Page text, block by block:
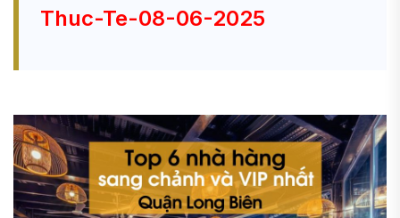
Thuc-Te-08-06-2025